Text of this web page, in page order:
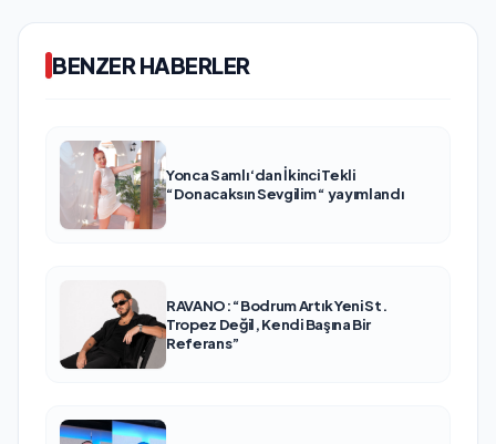
BENZER HABERLER
Yonca Samlı ‘dan İkinci Tekli
“Donacaksın Sevgilim “ yayımlandı
RAVANO: “Bodrum Artık Yeni St.
Tropez Değil, Kendi Başına Bir
Referans”